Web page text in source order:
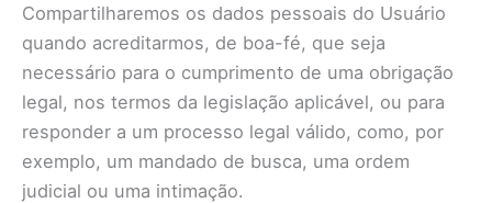
Compartilharemos os dados pessoais do Usuário
quando acreditarmos, de boa-fé, que seja
necessário para o cumprimento de uma obrigação
legal, nos termos da legislação aplicável, ou para
responder a um processo legal válido, como, por
exemplo, um mandado de busca, uma ordem
judicial ou uma intimação.